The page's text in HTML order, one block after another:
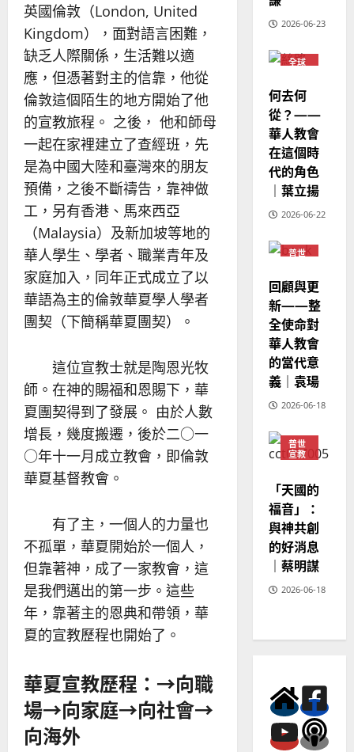
英國倫敦（London, United
Kingdom），面對語言困難，
缺乏人際關係，生活難以適
應，但憑著對主的信靠，他從
倫敦這個陌生的地方開始了他
的宣教旅程。 之後， 他和師母
一起在家裡建立了查經班，先
是為中國大陸和臺灣來的朋友
預備，之後不斷禱告，靠神做
工，另有香港、馬來西亞
（Malaysia）及新加坡等地的
華人學生、學者、職業青年及
家庭加入，同年正式成立了以
華語為主的倫敦華夏學人學者
團契（下簡稱華夏團契）。
這位宣教士就是陶恩光牧
師。在神的賜福和恩賜下，華
夏團契得到了發展。 由於人數
增長，幾度搬遷，後於二○一
○年十一月成立教會，即倫敦
華夏基督教會。
有了主，一個人的力量也
不孤單，華夏開始於一個人，
但靠著神，成了一家教會，這
是我們邁出的第一步。這些
年，靠著主的恩典和帶領，華
夏的宣教歷程也開始了。
華夏宣教歷程：→向職
場→向家庭→向社會→
向海外
02-
陽
萍
2025-
02-
20
的
農
曆
新
年
｜
余
自
力
2025-
7
國
華
人
教
經
歷
｜
吳
振
、
溫
淑
2025-
02-
20
2026-06-23
全球
普世
宣教
何去何
從？——
華人教會
在這個時
代的角色
｜葉立揚
2026-06-22
普世
回顧與更
新——整
全使命對
華人教會
的當代意
義｜袁瑒
2026-06-18
普世
宣教
「天國的
福音」：
與神共創
的好消息
｜蔡明謀
2026-06-18